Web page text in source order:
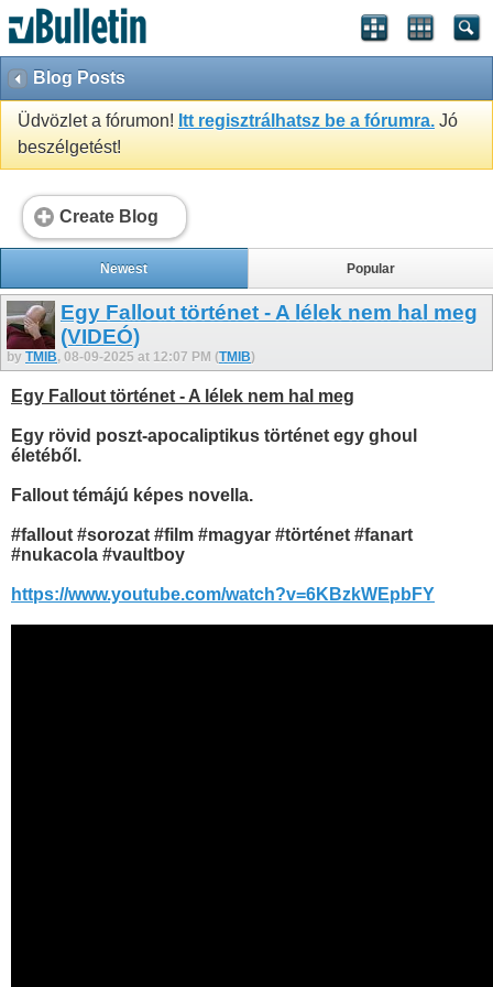
Blog Posts
Üdvözlet a fórumon! Itt regisztrálhatsz be a fórumra. Jó
beszélgetést!
Create Blog
Newest Popular
Egy Fallout történet - A lélek nem hal meg
(VIDEÓ)
by TMIB, 08-09-2025 at 12:07 PM (TMIB)
Egy Fallout történet - A lélek nem hal meg
Egy rövid poszt-apocaliptikus történet egy ghoul
életéből.
Fallout témájú képes novella.
#fallout #sorozat #film #magyar #történet #fanart
#nukacola #vaultboy
https://www.youtube.com/watch?v=6KBzkWEpbFY